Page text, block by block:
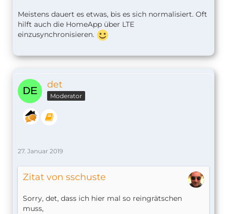
Meistens dauert es etwas, bis es sich normalisiert. Oft
hilft auch die HomeApp über LTE
einzusynchronisieren.
det
Moderator
27. Januar 2019
Zitat von sschuste
Sorry, det, dass ich hier mal so reingrätschen
muss,